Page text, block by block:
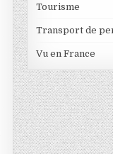
Tourisme
Transport de
Vu en France